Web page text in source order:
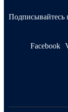
Подписывайтесь
Facebook